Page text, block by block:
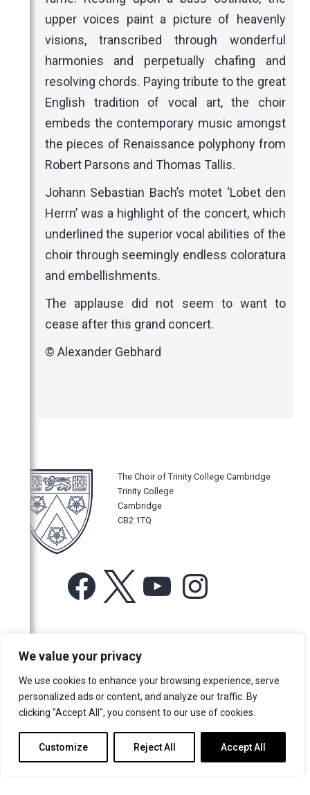
We value your privacy
We use cookies to enhance your browsing experience, serve
personalized ads or content, and analyze our traffic. By
clicking "Accept All", you consent to our use of cookies.
Customize Reject All Accept All
upper voices paint a picture of heavenly
visions, transcribed through wonderful
harmonies and perpetually chafing and
resolving chords. Paying tribute to the great
English tradition of vocal art, the choir
embeds the contemporary music amongst
the pieces of Renaissance polyphony from
Robert Parsons and Thomas Tallis.
Johann Sebastian Bach’s motet ‘Lobet den
Herrn’ was a highlight of the concert, which
underlined the superior vocal abilities of the
choir through seemingly endless coloratura
and embellishments.
The applause did not seem to want to
cease after this grand concert.
© Alexander Gebhard
The Choir of Trinity College Cambridge
Trinity College
Cambridge
CB2 1TQ
Facebook YouTube
For more information or for general enquiries email:
music@trin.cam.ac.uk
© Trinity College Choir 2026. All rights reserved. Registered Charity
number: 1137604